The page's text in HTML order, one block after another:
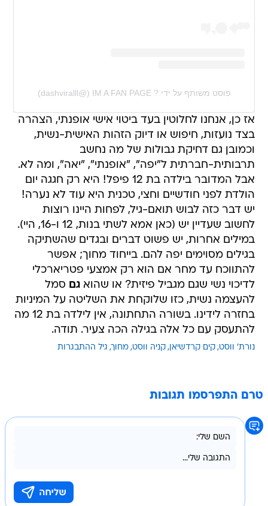
פוסט משותף על ידי ‏‎IM A FAN PAGE ?‎‏ (@‏‎dashviralll‎‏)
אז כן, אנחנו לחלוטין בעד ביטוי אישי אופנתי, הצהרה
בצד נועזות, חיפוש או דיוק הזהות האישית-נשית,
וכמובן גם דחיקת גבולות של מה נחשב
תרבותית-חברתית ל"יפה", "אופנתי", "יאה", ומה לא.
אבל המדובר בילדה בת 12 פיפל! היא רק חגגה יום
הולדת לפני חודשיים וחצי, טכנית היא עוד לא נערה!
יש דבר כזה לבוש תואם-גיל, לפחות היינו רוצות
לחשוב שעדיין יש (כאן אמא לשתי בנות, 12 ו-16, היי).
במילים אחרות, יש פשוט דברים ובגדים שהשתיקה
בגילים מסוימים יפה להם. בייחוד מחוך; אפשר
להתווכח עד מחר אם הוא רק אמצעי פטריארכלי
לדיכוי נשי שגם מגביל פיזית? או שהואגם סמל
להעצמה נשית, כזו שלוקחת את השליטה על המיניות
בחזרה לידינו. בשורה התחתונה, אין לילדה בת 12 מה
להתעסק עם כל אלה בגילה הכה צעיר. תודה.
נורת' ווסט קים קרדשיאן קניה ווסט מחוך גיל ההתבגרות
טרם התפרסמו תגובות